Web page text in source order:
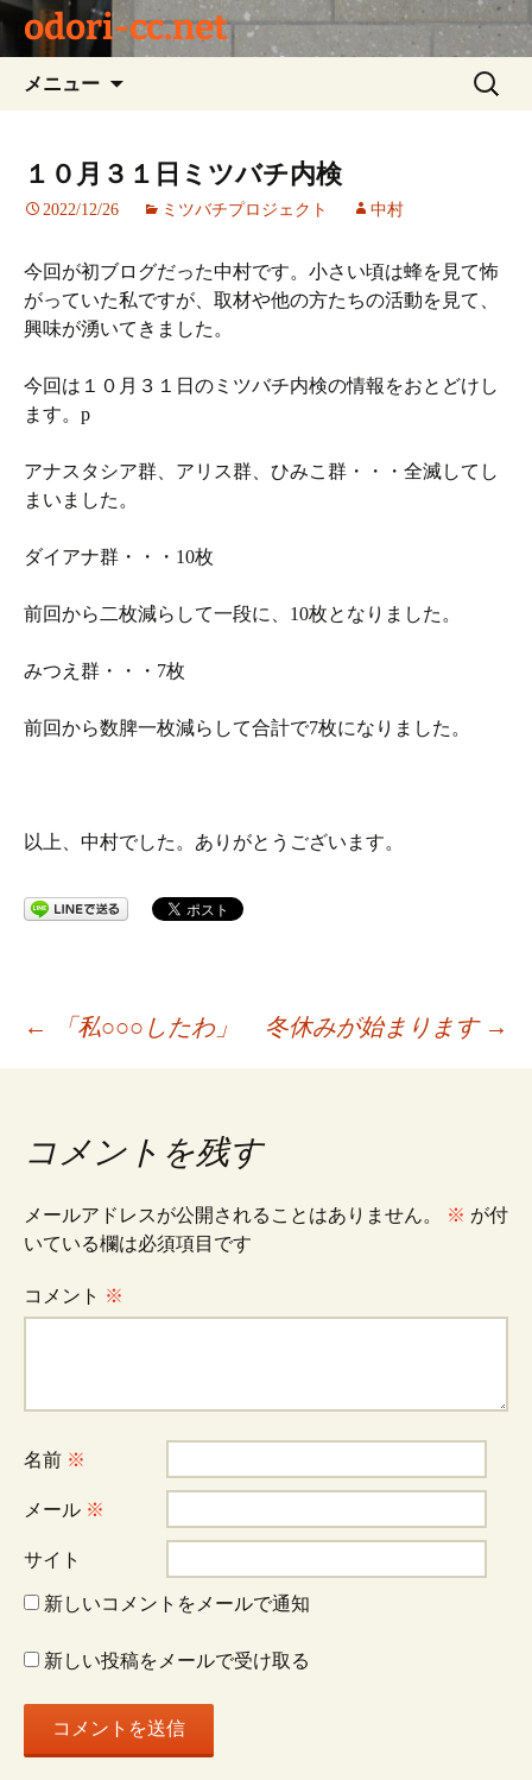
odori-cc.net
メニュー
ツ
キ
ッ
プ
検
索:
１０月３１日ミツバチ内検
2022/12/26 ミツバチプロジェクト 中村
今回が初ブログだった中村です。小さい頃は蜂を見て怖
がっていた私ですが、取材や他の方たちの活動を見て、
興味が湧いてきました。
今回は１０月３１日のミツバチ内検の情報をおとどけし
ます。p
アナスタシア群、アリス群、ひみこ群・・・全滅してし
まいました。
ダイアナ群・・・10枚
前回から二枚減らして一段に、10枚となりました。
みつえ群・・・7枚
前回から数脾一枚減らして合計で7枚になりました。
以上、中村でした。ありがとうございます。
投
ナ
ビ
ゲ
ー
シ
ョ
ン
← 「私○○○したわ」 冬休みが始まります →
コメントを残す
メールアドレスが公開されることはありません。 ※ が付
いている欄は必須項目です
コメント ※
名前 ※
メール ※
サイト
新しいコメントをメールで通知
新しい投稿をメールで受け取る